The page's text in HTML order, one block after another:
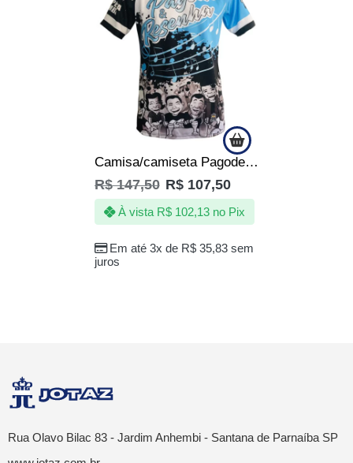
Camisa/camiseta Pagode Pagodeiro e Samba de Raiz/Roda
R$147,50 R$107,50
Em até 3x de R$ 35,83 sem
juros
À vista R$ 102,13 no Pix
Rua Olavo Bilac 83 - Jardim Anhembi - Santana de Parnaíba SP